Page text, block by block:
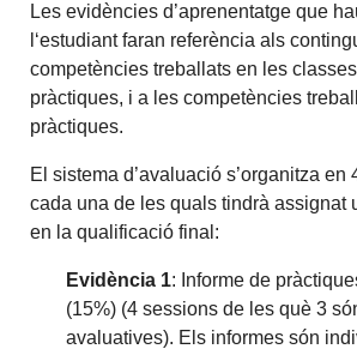
Les evidències d’aprenentatge que
l‘estudiant faran referència als
competències treballats en les
pràctiques, i a les competències
pràctiques.
El sistema d’avaluació s’organitza en
cada una de les quals tindrà assignat
en la qualificació final:
Evidència 1: Informe de
(15%) (4 sessions de les què 3
avaluatives). Els informes són